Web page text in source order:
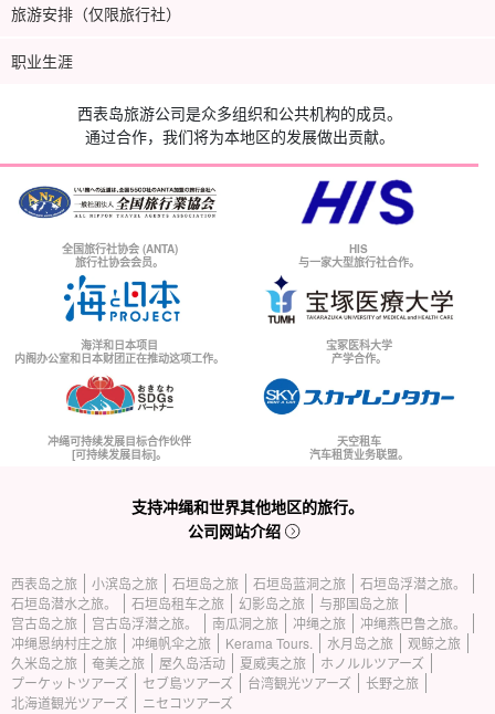
旅游安排（仅限旅行社）
职业生涯
西表岛旅游公司是众多组织和公共机构的成员。
通过合作，我们将为本地区的发展做出贡献。
全国旅行社协会 (ANTA)
旅行社协会会员。
HIS
与一家大型旅行社合作。
海洋和日本项目
内阁办公室和日本财团正在推动这项工作。
宝冢医科大学
产学合作。
冲绳可持续发展目标合作伙伴
[可持续发展目标]。
天空租车
汽车租赁业务联盟。
支持冲绳和世界其他地区的旅行。
公司网站介绍
西表岛之旅 小滨岛之旅 石垣岛之旅 石垣岛蓝洞之旅
石垣岛浮潜之旅。
石垣岛潜水之旅。
石垣岛租车之旅 幻影岛之旅
与那国岛之旅
宫古岛之旅
宫古岛浮潜之旅。 南瓜洞之旅 冲绳之旅
冲绳燕巴鲁之旅。
冲绳恩纳村庄之旅
冲绳帆伞之旅 Kerama Tours. 水月岛之旅
观鲸之旅
久米岛之旅
奄美之旅 屋久岛活动 夏威夷之旅
ホノルルツアーズ
プーケットツアーズ
セブ島ツアーズ 台湾観光ツアーズ
长野之旅
北海道観光ツアーズ
ニセコツアーズ